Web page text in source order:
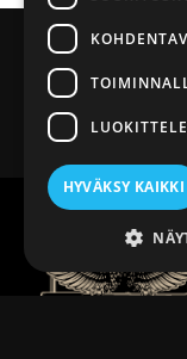
HYVÄKSY KAIKKI